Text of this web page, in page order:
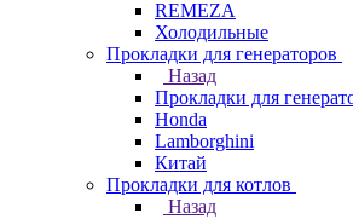
REMEZA
Холодильные
Прокладки для генераторов
Назад
Прокладки для
Honda
Lamborghini
Китай
Прокладки для котлов
Назад